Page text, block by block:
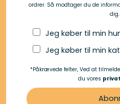
ordrer. Så modtager du de
dig.
Jeg køber til min
Jeg køber til min kat
*Påkrævede felter, Ved at
du vores